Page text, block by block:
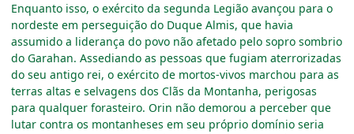
Enquanto isso, o exército da segunda Legião avançou para o
nordeste em perseguição do Duque Almis, que havia
assumido a liderança do povo não afetado pelo sopro sombrio
do Garahan. Assediando as pessoas que fugiam aterrorizadas
do seu antigo rei, o exército de mortos-vivos marchou para as
terras altas e selvagens dos Clãs da Montanha, perigosas
para qualquer forasteiro. Orin não demorou a perceber que
lutar contra os montanheses em seu próprio domínio seria